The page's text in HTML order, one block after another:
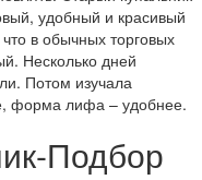
удобный и красивый
в обычных торговых
Несколько дней
Потом изучала
форма лифа – удобнее.
Подбор